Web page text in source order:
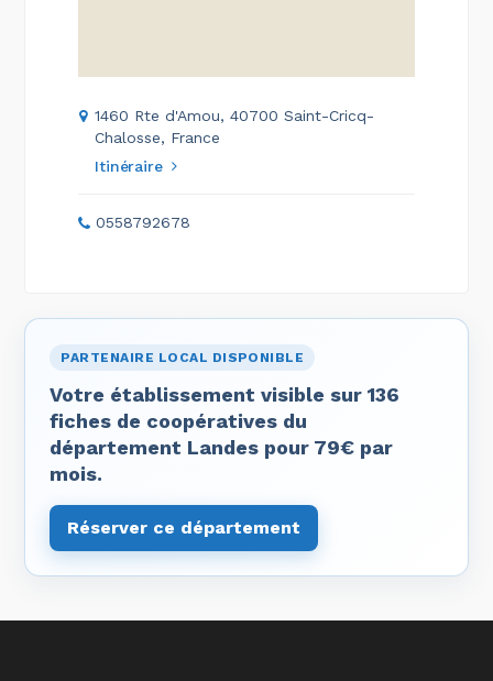
1460 Rte d'Amou, 40700 Saint-Cricq-
Chalosse, France
Itinéraire
0558792678
PARTENAIRE LOCAL DISPONIBLE
Votre établissement visible sur 136
fiches de coopératives du
département Landes pour 79€ par
mois.
Réserver ce département